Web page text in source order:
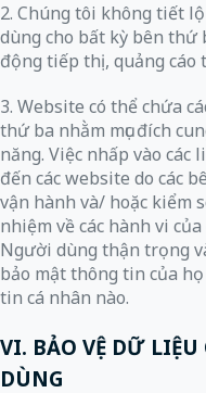
2. Chúng tôi không tiết
dùng cho bất kỳ bên thứ
động tiếp thị, quảng cáo
3. Website có thể chứa
thứ ba nhằm mục đích
năng. Việc nhấp vào
đến các website do các
vận hành và/ hoặc kiểm
nhiệm về các hành vi
Người dùng thận trọng
bảo mật thông tin của
tin cá nhân nào.
VI. BẢO VỆ DỮ
DÙNG